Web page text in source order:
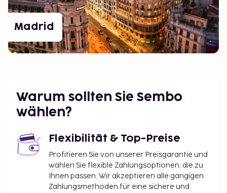
Madrid
Warum sollten Sie Sembo
wählen?
Flexibilität & Top-Preise
Profitieren Sie von unserer Preisgarantie und
wählen Sie flexible Zahlungsoptionen, die zu
Ihnen passen. Wir akzeptieren alle gängigen
Zahlungsmethoden für eine sichere und